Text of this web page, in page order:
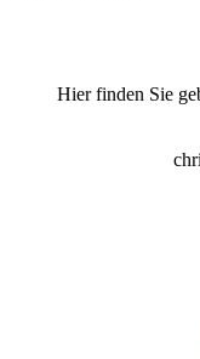
Hier finden Sie